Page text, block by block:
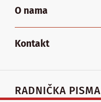
O nama
Kontakt
RADNIČKA PISMA